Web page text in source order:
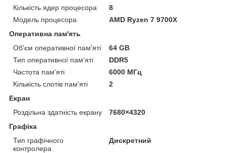
Кількість ядер процесора
8
Модель процесора
AMD Ryzen 7 9700X
Оперативна пам'ять
Об'єм оперативної пам'яті
64 GB
Тип оперативної пам'яті
DDR5
Частота пам'яті
6000 МГц
Кількість слотів пам'яті
2
Екран
Роздільна здатність екрану
7680×4320
Графіка
Тип графічного
контролера
Дискретний